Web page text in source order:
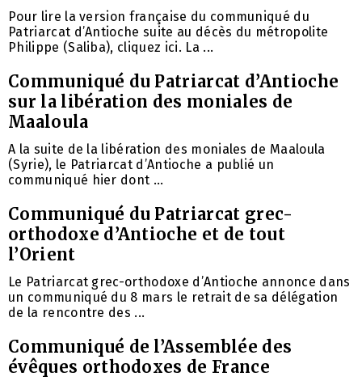
Pour lire la version française du communiqué du
Patriarcat d’Antioche suite au décès du métropolite
Philippe (Saliba), cliquez ici. La ...
Communiqué du Patriarcat d’Antioche
sur la libération des moniales de
Maaloula
A la suite de la libération des moniales de Maaloula
(Syrie), le Patriarcat d’Antioche a publié un
communiqué hier dont ...
Communiqué du Patriarcat grec-
orthodoxe d’Antioche et de tout
l’Orient
Le Patriarcat grec-orthodoxe d’Antioche annonce dans
un communiqué du 8 mars le retrait de sa délégation
de la rencontre des ...
Communiqué de l’Assemblée des
évêques orthodoxes de France